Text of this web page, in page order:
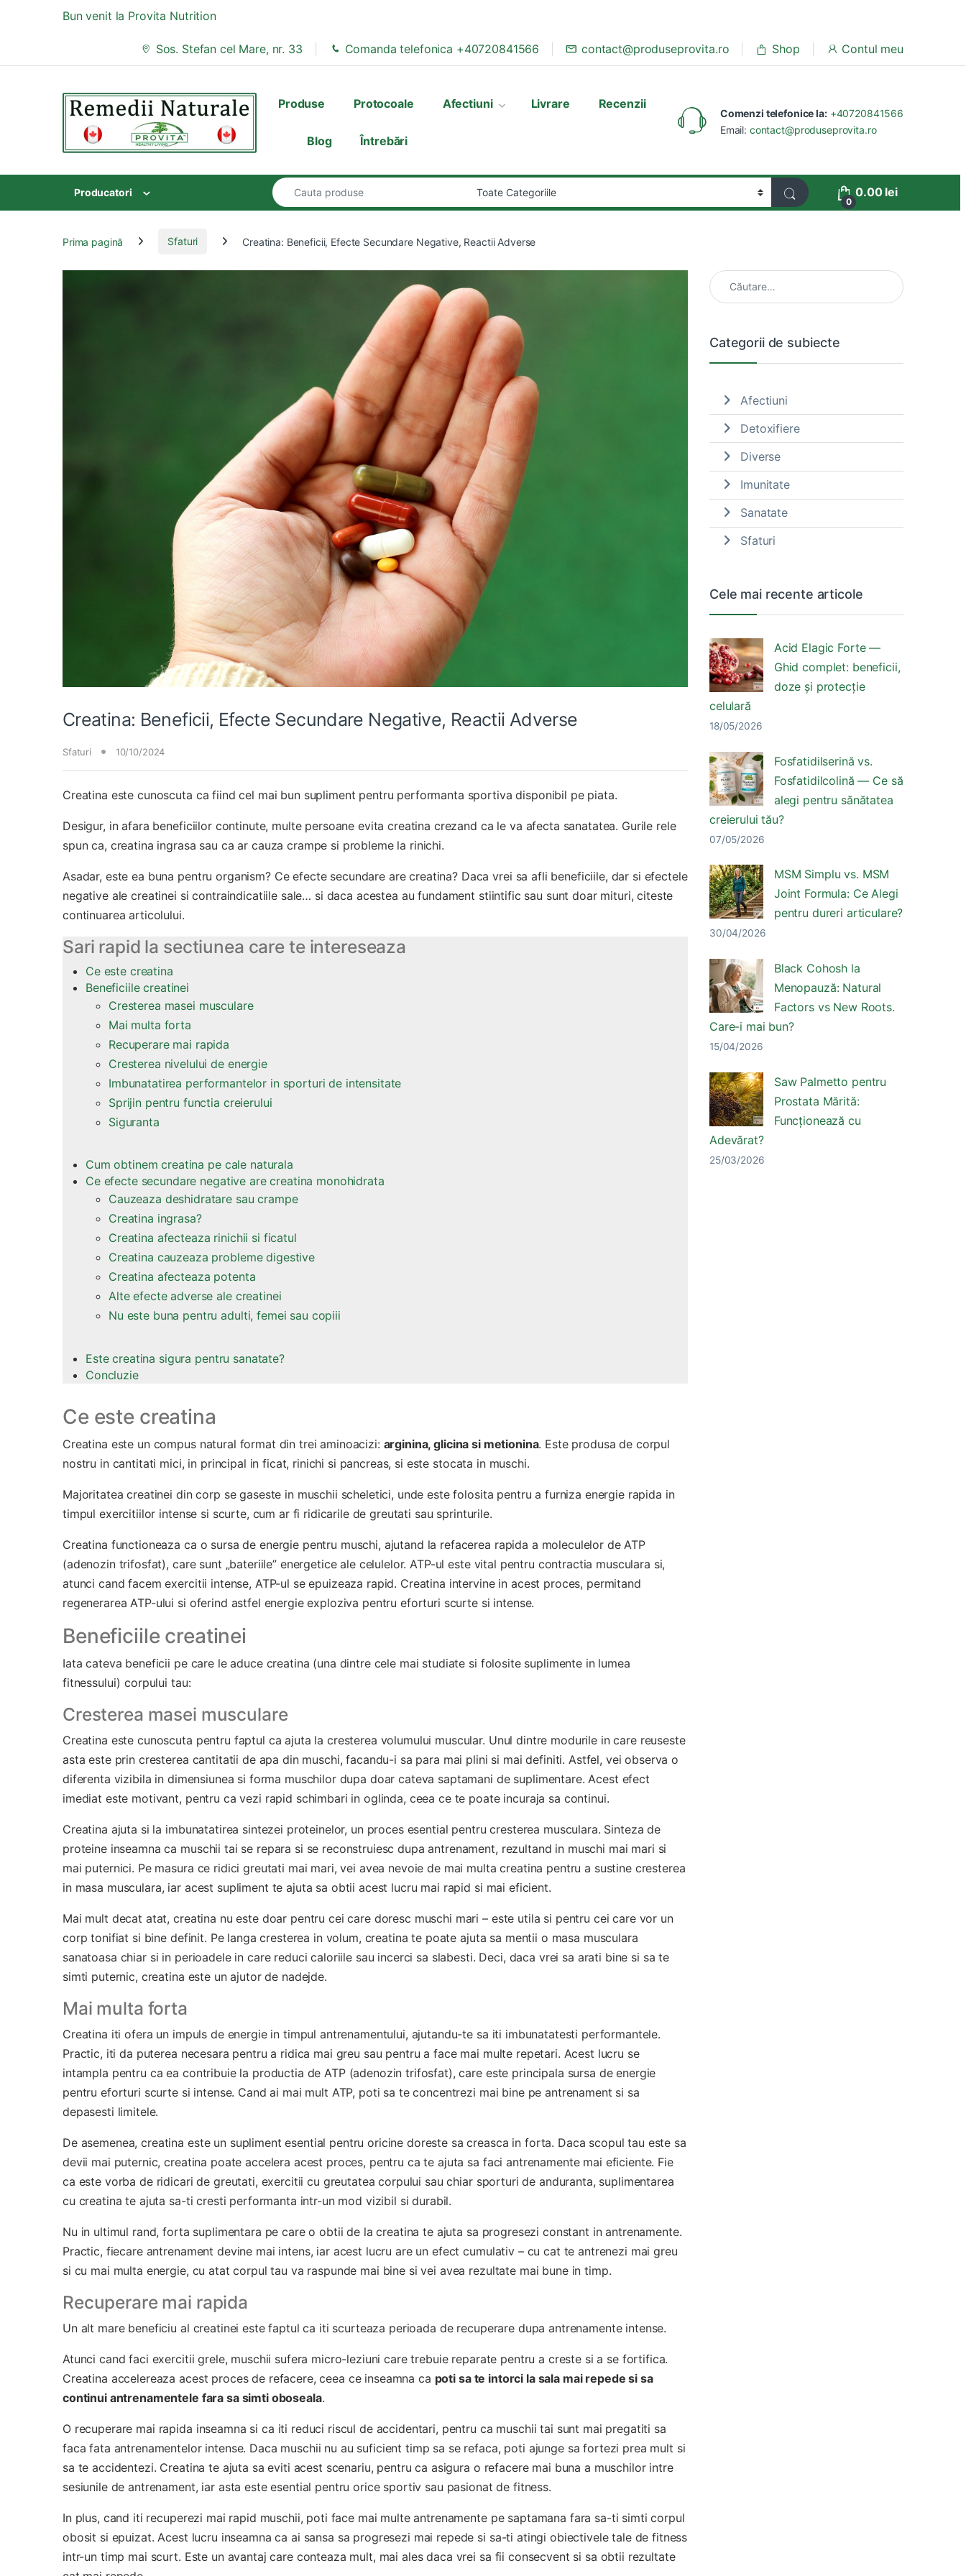
Bun venit la Provita Nutrition
Sos. Stefan cel Mare, nr. 33 Comanda telefonica +40720841566 contact@produseprovita.ro Shop Contul meu
Produse Protocoale Afectiuni Livrare Recenzii
Blog Întrebări
Comenzi telefonice la: +40720841566
Email: contact@produseprovita.ro
Producatori
Search for:
0
0.00 lei
Prima pagină Sfaturi Creatina: Beneficii, Efecte Secundare Negative, Reactii Adverse
Creatina: Beneficii, Efecte Secundare Negative, Reactii Adverse
Sfaturi 10/10/2024
Creatina este cunoscuta ca fiind cel mai bun supliment pentru performanta sportiva disponibil pe piata.
Desigur, in afara beneficiilor continute, multe persoane evita creatina crezand ca le va afecta sanatatea. Gurile rele
spun ca, creatina ingrasa sau ca ar cauza crampe si probleme la rinichi.
Asadar, este ea buna pentru organism? Ce efecte secundare are creatina? Daca vrei sa afli beneficiile, dar si efectele
negative ale creatinei si contraindicatiile sale… si daca acestea au fundament stiintific sau sunt doar mituri, citeste
continuarea articolului.
Sari rapid la sectiunea care te intereseaza
Ce este creatina
Beneficiile creatinei
Cresterea masei musculare
Mai multa forta
Recuperare mai rapida
Cresterea nivelului de energie
Imbunatatirea performantelor in sporturi de intensitate
Sprijin pentru functia creierului
Siguranta
Cum obtinem creatina pe cale naturala
Ce efecte secundare negative are creatina monohidrata
Cauzeaza deshidratare sau crampe
Creatina ingrasa?
Creatina afecteaza rinichii si ficatul
Creatina cauzeaza probleme digestive
Creatina afecteaza potenta
Alte efecte adverse ale creatinei
Nu este buna pentru adulti, femei sau copiii
Este creatina sigura pentru sanatate?
Concluzie
Ce este creatina
Creatina este un compus natural format din trei aminoacizi: arginina, glicina si metionina. Este produsa de corpul
nostru in cantitati mici, in principal in ficat, rinichi si pancreas, si este stocata in muschi.
Majoritatea creatinei din corp se gaseste in muschii scheletici, unde este folosita pentru a furniza energie rapida in
timpul exercitiilor intense si scurte, cum ar fi ridicarile de greutati sau sprinturile.
Creatina functioneaza ca o sursa de energie pentru muschi, ajutand la refacerea rapida a moleculelor de ATP
(adenozin trifosfat), care sunt „bateriile” energetice ale celulelor. ATP-ul este vital pentru contractia musculara si,
atunci cand facem exercitii intense, ATP-ul se epuizeaza rapid. Creatina intervine in acest proces, permitand
regenerarea ATP-ului si oferind astfel energie exploziva pentru eforturi scurte si intense.
Beneficiile creatinei
Iata cateva beneficii pe care le aduce creatina (una dintre cele mai studiate si folosite suplimente in lumea
fitnessului) corpului tau:
Cresterea masei musculare
Creatina este cunoscuta pentru faptul ca ajuta la cresterea volumului muscular. Unul dintre modurile in care reuseste
asta este prin cresterea cantitatii de apa din muschi, facandu-i sa para mai plini si mai definiti. Astfel, vei observa o
diferenta vizibila in dimensiunea si forma muschilor dupa doar cateva saptamani de suplimentare. Acest efect
imediat este motivant, pentru ca vezi rapid schimbari in oglinda, ceea ce te poate incuraja sa continui.
Creatina ajuta si la imbunatatirea sintezei proteinelor, un proces esential pentru cresterea musculara. Sinteza de
proteine inseamna ca muschii tai se repara si se reconstruiesc dupa antrenament, rezultand in muschi mai mari si
mai puternici. Pe masura ce ridici greutati mai mari, vei avea nevoie de mai multa creatina pentru a sustine cresterea
in masa musculara, iar acest supliment te ajuta sa obtii acest lucru mai rapid si mai eficient.
Mai mult decat atat, creatina nu este doar pentru cei care doresc muschi mari – este utila si pentru cei care vor un
corp tonifiat si bine definit. Pe langa cresterea in volum, creatina te poate ajuta sa mentii o masa musculara
sanatoasa chiar si in perioadele in care reduci caloriile sau incerci sa slabesti. Deci, daca vrei sa arati bine si sa te
simti puternic, creatina este un ajutor de nadejde.
Mai multa forta
Creatina iti ofera un impuls de energie in timpul antrenamentului, ajutandu-te sa iti imbunatatesti performantele.
Practic, iti da puterea necesara pentru a ridica mai greu sau pentru a face mai multe repetari. Acest lucru se
intampla pentru ca ea contribuie la productia de ATP (adenozin trifosfat), care este principala sursa de energie
pentru eforturi scurte si intense. Cand ai mai mult ATP, poti sa te concentrezi mai bine pe antrenament si sa
depasesti limitele.
De asemenea, creatina este un supliment esential pentru oricine doreste sa creasca in forta. Daca scopul tau este sa
devii mai puternic, creatina poate accelera acest proces, pentru ca te ajuta sa faci antrenamente mai eficiente. Fie
ca este vorba de ridicari de greutati, exercitii cu greutatea corpului sau chiar sporturi de anduranta, suplimentarea
cu creatina te ajuta sa-ti cresti performanta intr-un mod vizibil si durabil.
Nu in ultimul rand, forta suplimentara pe care o obtii de la creatina te ajuta sa progresezi constant in antrenamente.
Practic, fiecare antrenament devine mai intens, iar acest lucru are un efect cumulativ – cu cat te antrenezi mai greu
si cu mai multa energie, cu atat corpul tau va raspunde mai bine si vei avea rezultate mai bune in timp.
Recuperare mai rapida
Un alt mare beneficiu al creatinei este faptul ca iti scurteaza perioada de recuperare dupa antrenamente intense.
Atunci cand faci exercitii grele, muschii sufera micro-leziuni care trebuie reparate pentru a creste si a se fortifica.
Creatina accelereaza acest proces de refacere, ceea ce inseamna ca poti sa te intorci la sala mai repede si sa
continui antrenamentele fara sa simti oboseala.
O recuperare mai rapida inseamna si ca iti reduci riscul de accidentari, pentru ca muschii tai sunt mai pregatiti sa
faca fata antrenamentelor intense. Daca muschii nu au suficient timp sa se refaca, poti ajunge sa fortezi prea mult si
sa te accidentezi. Creatina te ajuta sa eviti acest scenariu, pentru ca asigura o refacere mai buna a muschilor intre
sesiunile de antrenament, iar asta este esential pentru orice sportiv sau pasionat de fitness.
In plus, cand iti recuperezi mai rapid muschii, poti face mai multe antrenamente pe saptamana fara sa-ti simti corpul
obosit si epuizat. Acest lucru inseamna ca ai sansa sa progresezi mai repede si sa-ti atingi obiectivele tale de fitness
intr-un timp mai scurt. Este un avantaj care conteaza mult, mai ales daca vrei sa fii consecvent si sa obtii rezultate
Caută după:
Categorii de subiecte
Afectiuni
Detoxifiere
Diverse
Imunitate
Sanatate
Sfaturi
Cele mai recente articole
Acid Elagic Forte —
Ghid complet: beneficii,
doze și protecție
celulară
18/05/2026
Fosfatidilserină vs.
Fosfatidilcolină — Ce să
alegi pentru sănătatea
creierului tău?
07/05/2026
MSM Simplu vs. MSM
Joint Formula: Ce Alegi
pentru dureri articulare?
30/04/2026
Black Cohosh la
Menopauză: Natural
Factors vs New Roots.
Care-i mai bun?
15/04/2026
Saw Palmetto pentru
Prostata Mărită:
Funcționează cu
Adevărat?
25/03/2026